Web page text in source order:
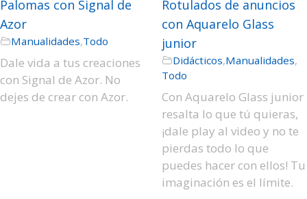
Palomas con Signal de
Azor
Manualidades,Todo
Dale vida a tus creaciones
con Signal de Azor. No
dejes de crear con Azor.
Rotulados de anuncios
con Aquarelo Glass
junior
Didácticos,Manualidades,
Todo
Con Aquarelo Glass junior
resalta lo que tú quieras,
¡dale play al video y no te
pierdas todo lo que
puedes hacer con ellos! Tu
imaginación es el límite.